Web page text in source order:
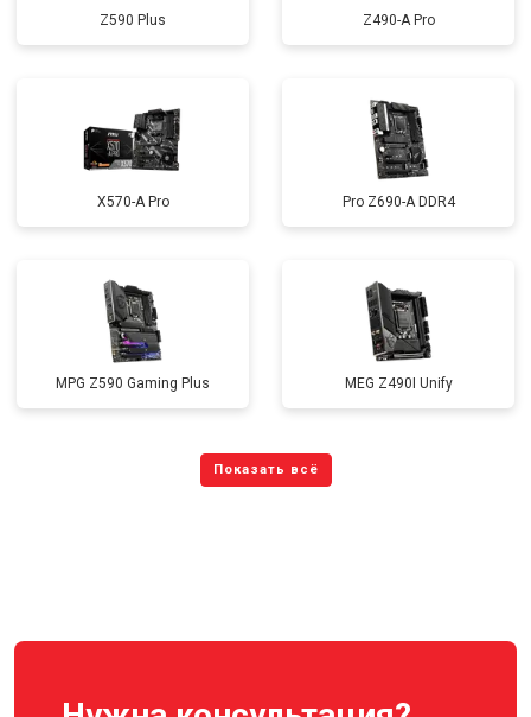
Z590 Plus Z490-A Pro
X570-A Pro Pro Z690-A DDR4
MPG Z590 Gaming Plus MEG Z490I Unify